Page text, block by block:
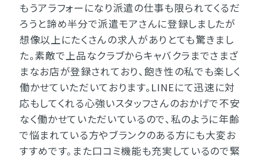
もうアラフォーになり派遣の仕事も限られてくるだ
ろうと諦め半分で派遣モアさんに登録しましたが
想像以上にたくさんの求人がありとても驚きまし
た。素敵で上品なクラブからキャバクラまでさまざ
まなお店が登録されており、飽き性の私でも楽しく
働かせていただいております。LINEにて迅速に対
応もしてくれる心強いスタッフさんのおかげで不安
なく働かせていただいているので、私のように年齢
で悩まれている方やブランクのある方にも大変お
すすめです。また口コミ機能も充実しているので緊